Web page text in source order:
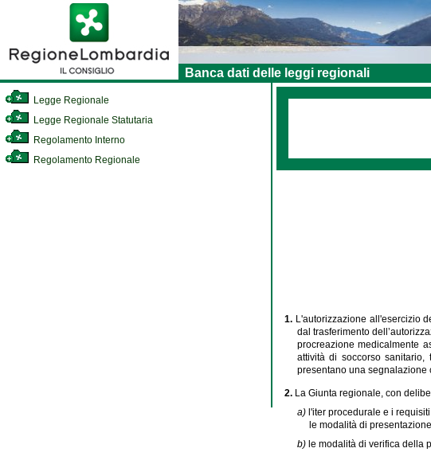
Banca dati delle leggi regionali
Legge Regionale
Legge Regionale Statutaria
Regolamento Interno
Regolamento Regionale
1. L'autorizzazione all'esercizio
dal trasferimento
procreazione medicalmente
attività di soccorso
presentano una segnalazione
2. La Giunta regionale, con
a) l'iter procedurale e i
le modalità di
b) le modalità di verifica della